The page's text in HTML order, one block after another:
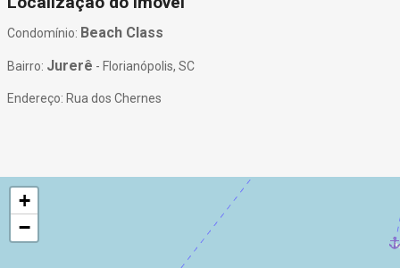
Condomínio: Beach Class
Bairro: Jurerê - Florianópolis, SC
Endereço: Rua dos Chernes
+
−